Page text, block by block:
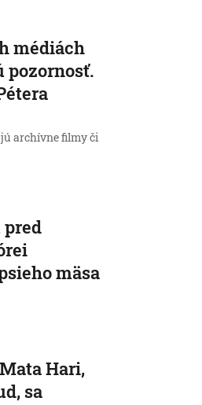
médiách
archívne filmy či
pred
mäsa
Hari,
sa